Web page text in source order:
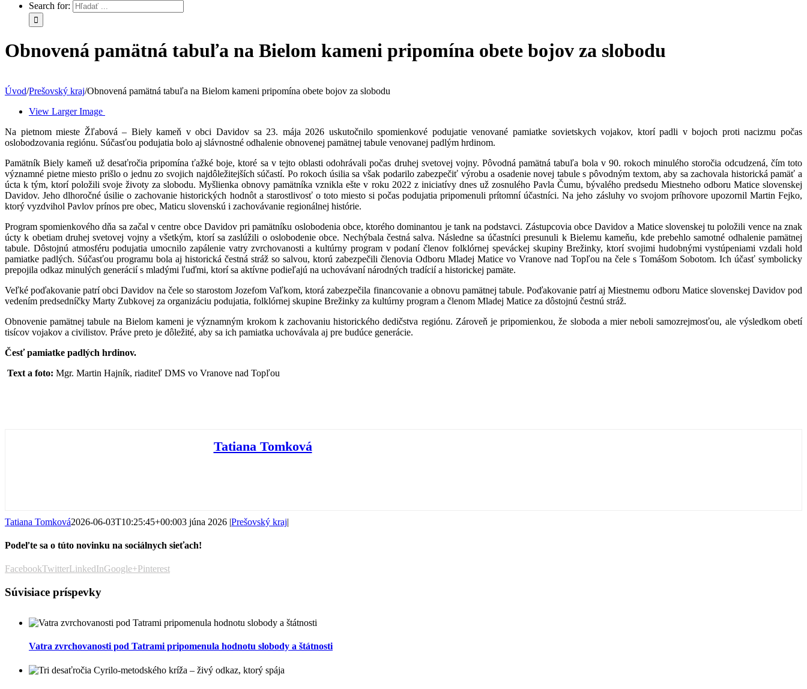
Search for:
Obnovená pamätná tabuľa na Bielom kameni pripomína obete bojov za slobodu
Úvod/Prešovský kraj/Obnovená pamätná tabuľa na Bielom kameni pripomína obete bojov za slobodu
View Larger Image
Na pietnom mieste Žľabová – Biely kameň v obci Davidov sa 23. mája 2026 uskutočnilo spomienkové podujatie venované pamiatke sovietskych vojakov, ktorí padli v bojoch proti nacizmu počas
oslobodzovania regiónu. Súčasťou podujatia bolo aj slávnostné odhalenie obnovenej pamätnej tabule venovanej padlým hrdinom.
Pamätník Biely kameň už desaťročia pripomína ťažké boje, ktoré sa v tejto oblasti odohrávali počas druhej svetovej vojny. Pôvodná pamätná tabuľa bola v 90. rokoch minulého storočia odcudzená, čím toto
významné pietne miesto prišlo o jednu zo svojich najdôležitejších súčastí. Po rokoch úsilia sa však podarilo zabezpečiť výrobu a osadenie novej tabule s pôvodným textom, aby sa zachovala historická pamäť a
úcta k tým, ktorí položili svoje životy za slobodu. Myšlienka obnovy pamätníka vznikla ešte v roku 2022 z iniciatívy dnes už zosnulého Pavla Čumu, bývalého predsedu Miestneho odboru Matice slovenskej
Davidov. Jeho dlhoročné úsilie o zachovanie historických hodnôt a starostlivosť o toto miesto si počas podujatia pripomenuli prítomní účastníci. Na jeho zásluhy vo svojom príhovore upozornil Martin Fejko,
ktorý vyzdvihol Pavlov prínos pre obec, Maticu slovenskú i zachovávanie regionálnej histórie.
Program spomienkového dňa sa začal v centre obce Davidov pri pamätníku oslobodenia obce, ktorého dominantou je tank na podstavci. Zástupcovia obce Davidov a Matice slovenskej tu položili vence na znak
úcty k obetiam druhej svetovej vojny a všetkým, ktorí sa zaslúžili o oslobodenie obce. Nechýbala čestná salva. Následne sa účastníci presunuli k Bielemu kameňu, kde prebehlo samotné odhalenie pamätnej
tabule. Dôstojnú atmosféru podujatia umocnilo zapálenie vatry zvrchovanosti a kultúrny program v podaní členov folklórnej speváckej skupiny Brežinky, ktorí svojimi hudobnými vystúpeniami vzdali hold
pamiatke padlých. Súčasťou programu bola aj historická čestná stráž so salvou, ktorú zabezpečili členovia Odboru Mladej Matice vo Vranove nad Topľou na čele s Tomášom Sobotom. Ich účasť symbolicky
prepojila odkaz minulých generácií s mladými ľuďmi, ktorí sa aktívne podieľajú na uchovávaní národných tradícií a historickej pamäte.
Veľké poďakovanie patrí obci Davidov na čele so starostom Jozefom Vaľkom, ktorá zabezpečila financovanie a obnovu pamätnej tabule. Poďakovanie patrí aj Miestnemu odboru Matice slovenskej Davidov pod
vedením predsedníčky Marty Zubkovej za organizáciu podujatia, folklórnej skupine Brežinky za kultúrny program a členom Mladej Matice za dôstojnú čestnú stráž.
Obnovenie pamätnej tabule na Bielom kameni je významným krokom k zachovaniu historického dedičstva regiónu. Zároveň je pripomienkou, že sloboda a mier neboli samozrejmosťou, ale výsledkom obetí
tisícov vojakov a civilistov. Práve preto je dôležité, aby sa ich pamiatka uchovávala aj pre budúce generácie.
Česť pamiatke padlých hrdinov.
Text a foto: Mgr. Martin Hajník, riaditeľ DMS vo Vranove nad Topľou
Tatiana Tomková
Tatiana Tomková2026-06-03T10:25:45+00:003 júna 2026 |Prešovský kraj|
Podeľte sa o túto novinku na sociálnych sieťach!
FacebookTwitterLinkedInGoogle+Pinterest
Súvisiace príspevky
Vatra zvrchovanosti pod Tatrami pripomenula hodnotu slobody a štátnosti